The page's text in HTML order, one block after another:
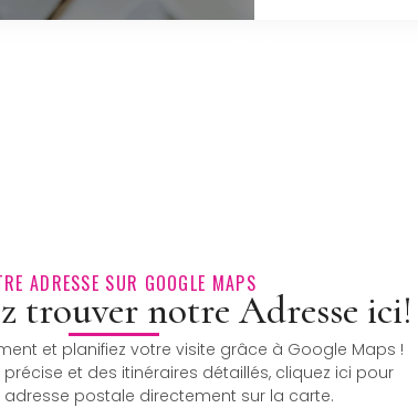
ADRESSE SUR GOOGLE MAPS
trouver notre Adresse ici!
et planifiez votre visite grâce à Google Maps !
et des itinéraires détaillés, cliquez ici pour
adresse postale directement sur la carte.